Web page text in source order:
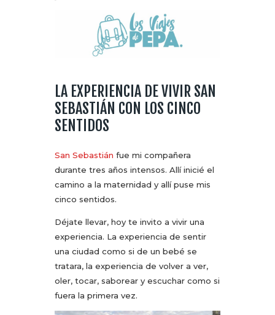
LA EXPERIENCIA DE VIVIR SAN
SEBASTIÁN CON LOS CINCO
SENTIDOS
San Sebastián fue mi compañera
durante tres años intensos. Allí inicié el
camino a la maternidad y allí puse mis
cinco sentidos.
Déjate llevar, hoy te invito a vivir una
experiencia. La experiencia de sentir
una ciudad como si de un bebé se
tratara, la experiencia de volver a ver,
oler, tocar, saborear y escuchar como si
fuera la primera vez.